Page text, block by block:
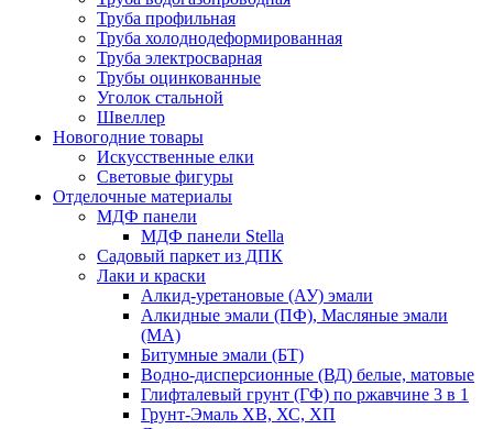
Труба профильная
Труба холоднодеформированная
Труба электросварная
Трубы оцинкованные
Уголок стальной
Швеллер
Новогодние товары
Искусственные елки
Световые фигуры
Отделочные материалы
МДФ панели
МДФ панели Stella
Садовый паркет из ДПК
Лаки и краски
Алкид-уретановые (АУ) эмали
Алкидные эмали (ПФ), Масляные эмали
(МА)
Битумные эмали (БТ)
Водно-дисперсионные (ВД) белые, матовые
Глифталевый грунт (ГФ) по ржавчине 3 в 1
Грунт-Эмаль ХВ, ХС, ХП